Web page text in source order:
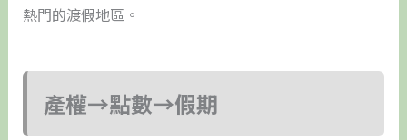
熱門的渡假地區。
產權→點數→假期